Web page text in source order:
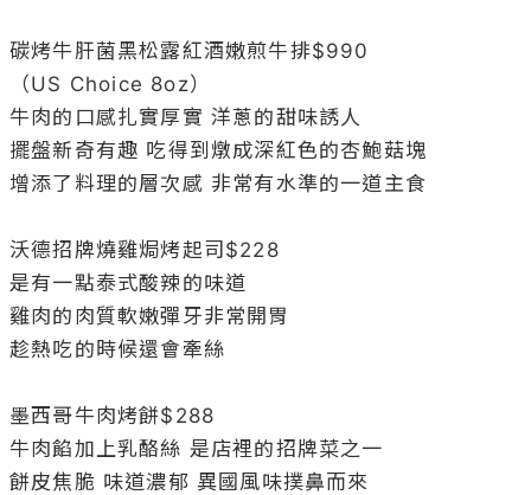
碳烤牛肝菌黑松露紅酒嫩煎牛排$990
（US Choice 8oz）
牛肉的口感扎實厚實 洋蔥的甜味誘人
擺盤新奇有趣 吃得到燉成深紅色的杏鮑菇塊
增添了料理的層次感 非常有水準的一道主食
沃德招牌燒雞焗烤起司$228
是有一點泰式酸辣的味道
雞肉的肉質軟嫩彈牙非常開胃
趁熱吃的時候還會牽絲
墨西哥牛肉烤餅$288
牛肉餡加上乳酪絲 是店裡的招牌菜之一
餅皮焦脆 味道濃郁 異國風味撲鼻而來